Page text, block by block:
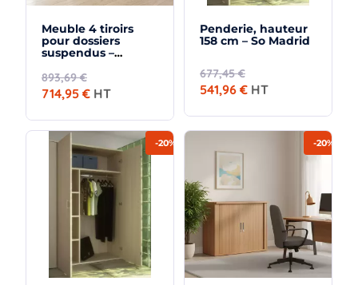
Meuble 4 tiroirs
pour dossiers
suspendus –
Madrid
893,69 €
714,95 € HT
Penderie, hauteur
158 cm – So Madrid
677,45 €
541,96 € HT
-20% -20%